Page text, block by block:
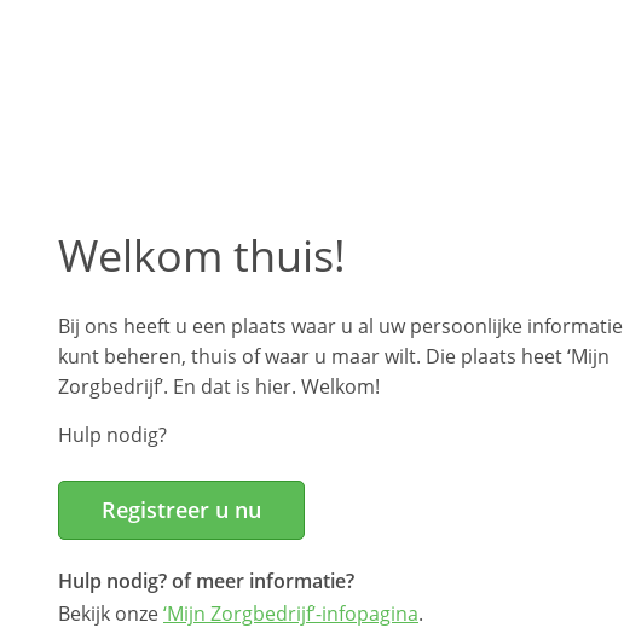
Welkom thuis!
Bij ons heeft u een plaats waar u al uw persoonlijke informatie
kunt beheren, thuis of waar u maar wilt. Die plaats heet ‘Mijn
Zorgbedrijf’. En dat is hier. Welkom!
Hulp nodig?
Registreer u nu
Hulp nodig? of meer informatie?
Bekijk onze‘Mijn Zorgbedrijf’-infopagina.